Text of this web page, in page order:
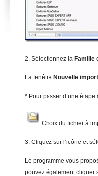
2. Sélectionnez la Fami lle
La fenêtre Nouvelle
* Pour passer d’une étape
Choix du fichier à
3. Cliquez sur l’icône et
Le programme vous
pouvez également cliquer